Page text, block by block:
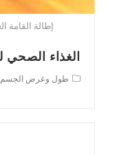
إطالة القامة
الغذاء الصحي
Postطول وعرض الجسم